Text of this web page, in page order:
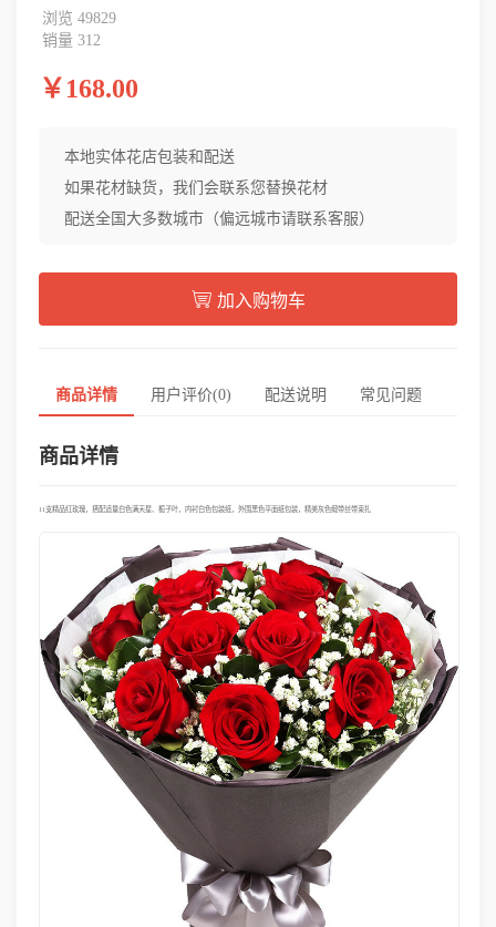
浏览 49829
销量 312
￥168.00
本地实体花店包装和配送
如果花材缺货，我们会联系您替换花材
配送全国大多数城市（偏远城市请联系客服）
加入购物车
商品详情 用户评价(0) 配送说明 常见问题
商品详情
11支精品红玫瑰，搭配适量白色满天星、栀子叶，内衬白色包装纸，外围黑色平面纸包装，精美灰色缎带丝带束扎